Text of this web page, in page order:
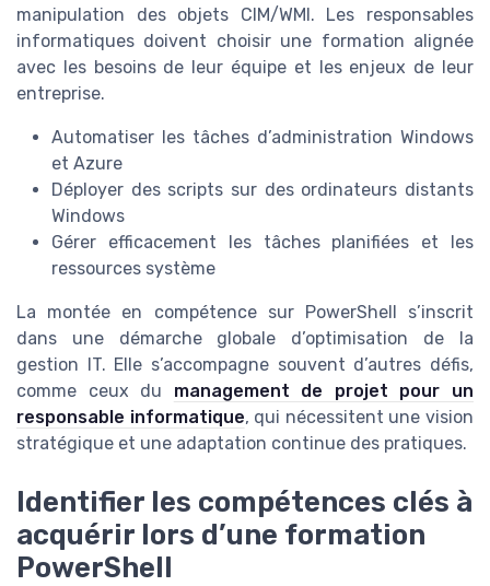
manipulation des objets CIM/WMI. Les responsables
informatiques doivent choisir une formation alignée
avec les besoins de leur équipe et les enjeux de leur
entreprise.
Automatiser les tâches d’administration Windows
et Azure
Déployer des scripts sur des ordinateurs distants
Windows
Gérer efficacement les tâches planifiées et les
ressources système
La montée en compétence sur PowerShell s’inscrit
dans une démarche globale d’optimisation de la
gestion IT. Elle s’accompagne souvent d’autres défis,
comme ceux du management de projet pour un
responsable informatique, qui nécessitent une vision
stratégique et une adaptation continue des pratiques.
Identifier les compétences clés à
acquérir lors d’une formation
PowerShell